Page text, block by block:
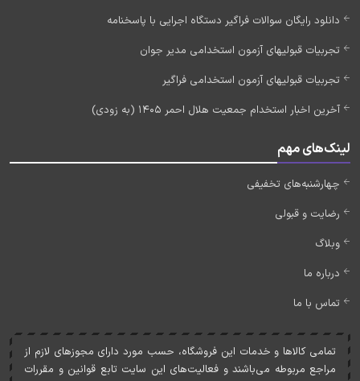
دانلود رایگان سوالات فراگیر دستگاه اجرایی با پاسخنامه
تجربیات قبولیهای آزمون استخدامی مدیر جوان
تجربیات قبولیهای آزمون استخدامی فراگیر
آخرین اخبار استخدام جمعیت هلال احمر 1405 (به زودی)
لینک‌های مهم
چهارشنبه‌های تخفیفی
رضایت و قبولی
وبلاگ
درباره ما
تماس با ما
تمامی کالاها و خدمات اين فروشگاه، حسب مورد دارای مجوزهای لازم از
مراجع مربوطه می‌باشند و فعاليت‌های اين سايت تابع قوانين و مقررات